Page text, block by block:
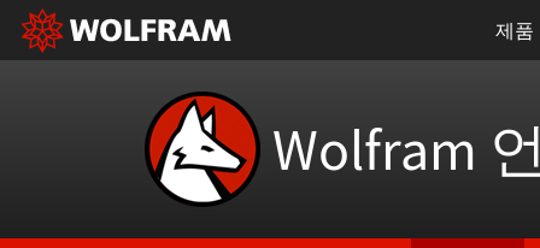
제품
Wolfram